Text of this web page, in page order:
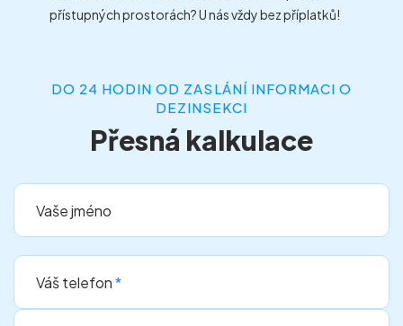
přístupných prostorách? U nás vždy bez příplatků!
DO 24 HODIN OD ZASLÁNÍ INFORMACI O
DEZINSEKCI
Přesná kalkulace
Vaše jméno
Váš telefon*